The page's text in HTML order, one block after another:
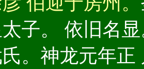
子。 依旧名
。神龙元年正